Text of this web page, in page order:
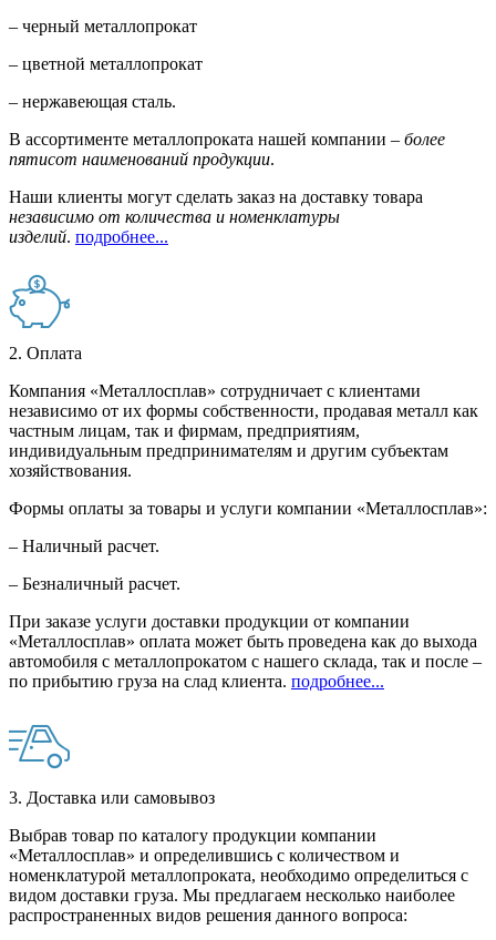
– черный металлопрокат
– цветной металлопрокат
– нержавеющая сталь.
В ассортименте металлопроката нашей компании – более
пятисот наименований продукции.
Наши клиенты могут сделать заказ на доставку товара
независимо от количества и номенклатуры
изделий. подробнее...
2. Оплата
Компания «Металлосплав» сотрудничает с клиентами
независимо от их формы собственности, продавая металл как
частным лицам, так и фирмам, предприятиям,
индивидуальным предпринимателям и другим субъектам
хозяйствования.
Формы оплаты за товары и услуги компании «Металлосплав»:
– Наличный расчет.
– Безналичный расчет.
При заказе услуги доставки продукции от компании
«Металлосплав» оплата может быть проведена как до выхода
автомобиля с металлопрокатом с нашего склада, так и после –
по прибытию груза на слад клиента. подробнее...
3. Доставка или самовывоз
Выбрав товар по каталогу продукции компании
«Металлосплав» и определившись с количеством и
номенклатурой металлопроката, необходимо определиться с
видом доставки груза. Мы предлагаем несколько наиболее
распространенных видов решения данного вопроса: